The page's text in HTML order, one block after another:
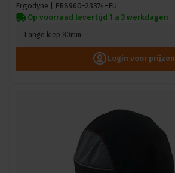
Ergodyne |
ER8960-23374-EU
Op voorraad levertijd 1 a 3 werkdagen
Lange klep 80mm
Login voor prijzen